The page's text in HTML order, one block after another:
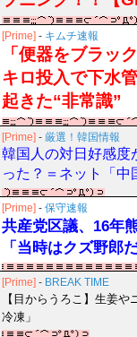
[Prime] - キムチ速報
「便器をブラッ
キロ投入で下水
起きた“非常識”
[Prime] - 厳選！韓国情報
韓国人の対日好感度
った？＝ネット「中
[Prime] - 保守速報
共産党区議、16年
「当時はクズ野郎
[Prime] - BREAK TIME
【目からうろこ】生姜
冷凍」